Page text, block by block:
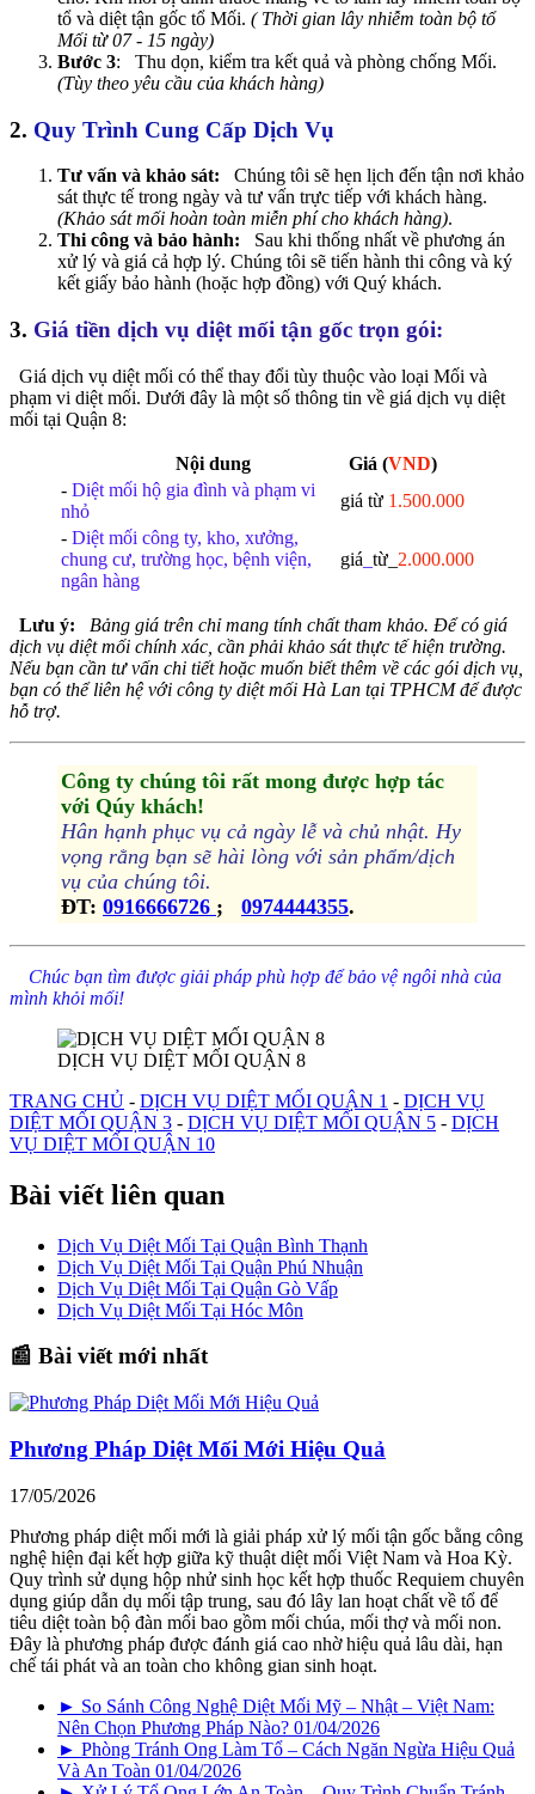
tổ và diệt tận gốc tổ Mối. ( Thời gian lây nhiễm toàn bộ tổ
Mối từ 07 - 15 ngày)
Bước 3:
Thu dọn, kiểm tra kết quả và phòng chống Mối.
(Tùy theo yêu cầu của khách hàng)
2. Quy Trình Cung Cấp Dịch Vụ
Tư vấn và khảo sát: Chúng tôi sẽ hẹn lịch đến tận nơi khảo
sát thực tế trong ngày và tư vấn trực tiếp với khách hàng.
(Khảo sát mối hoàn toàn miễn phí cho khách hàng).
Thi công và bảo hành: Sau khi thống nhất về phương án
xử lý và giá cả hợp lý. Chúng tôi sẽ tiến hành thi công và ký
kết giấy bảo hành (hoặc hợp đồng) với Quý khách.
3. Giá tiền dịch vụ diệt mối tận gốc trọn gói:
Giá dịch vụ diệt mối có thể thay đổi tùy thuộc vào loại Mối và
phạm vi diệt mối. Dưới đây là một số thông tin về giá dịch vụ diệt
mối tại Quận 8:
Nội dung Giá (VND)
- Diệt mối hộ gia đình và phạm vi
nhỏ
giá từ 1.500.000
- Diệt mối công ty, kho, xưởng,
chung cư, trường học, bệnh viện,
ngân hàng
giá từ_ 2.000.000
Lưu ý: Bảng giá trên chỉ mang tính chất tham khảo. Để có giá
dịch vụ diệt mối chính xác, cần phải khảo sát thực tế hiện trường.
Nếu bạn cần tư vấn chi tiết hoặc muốn biết thêm về các gói dịch vụ,
bạn có thể liên hệ với công ty diệt mối Hà Lan tại TPHCM để được
hỗ trợ.
Công ty chúng tôi rất mong được hợp tác
với Qúy khách!
Hân hạnh phục vụ cả ngày lễ và chủ nhật. Hy
vọng rằng bạn sẽ hài lòng với sản phẩm/dịch
vụ của chúng tôi.
ĐT: 0916666726 ; 0974444355.
Chúc bạn tìm được giải pháp phù hợp để bảo vệ ngôi nhà của
mình khỏi mối!
DỊCH VỤ DIỆT MỐI QUẬN 8
TRANG CHỦ - DỊCH VỤ DIỆT MỐI QUẬN 1 - DỊCH VỤ
DIỆT MỐI QUẬN 3 - DỊCH VỤ DIỆT MỐI QUẬN 5 - DỊCH
VỤ DIỆT MỐI QUẬN 10
Bài viết liên quan
Dịch Vụ Diệt Mối Tại Quận Bình Thạnh
Dịch Vụ Diệt Mối Tại Quận Phú Nhuận
Dịch Vụ Diệt Mối Tại Quận Gò Vấp
Dịch Vụ Diệt Mối Tại Hóc Môn
📰 Bài viết mới nhất
Phương Pháp Diệt Mối Mới Hiệu Quả
17/05/2026
Phương pháp diệt mối mới là giải pháp xử lý mối tận gốc bằng công
nghệ hiện đại kết hợp giữa kỹ thuật diệt mối Việt Nam và Hoa Kỳ.
Quy trình sử dụng hộp nhử sinh học kết hợp thuốc Requiem chuyên
dụng giúp dẫn dụ mối tập trung, sau đó lây lan hoạt chất về tổ để
tiêu diệt toàn bộ đàn mối bao gồm mối chúa, mối thợ và mối non.
Đây là phương pháp được đánh giá cao nhờ hiệu quả lâu dài, hạn
chế tái phát và an toàn cho không gian sinh hoạt.
► So Sánh Công Nghệ Diệt Mối Mỹ – Nhật – Việt Nam:
Nên Chọn Phương Pháp Nào? 01/04/2026
► Phòng Tránh Ong Làm Tổ – Cách Ngăn Ngừa Hiệu Quả
Và An Toàn 01/04/2026